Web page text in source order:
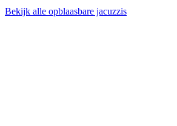
Bekijk alle opblaasbare jacuzzis